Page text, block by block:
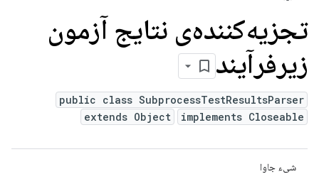
تجزیه‌کننده‌ی نتایج آزمون
زیرفرآیند
public class SubprocessTestResultsParser
extends Object
implements Closeable
شیء جاوا